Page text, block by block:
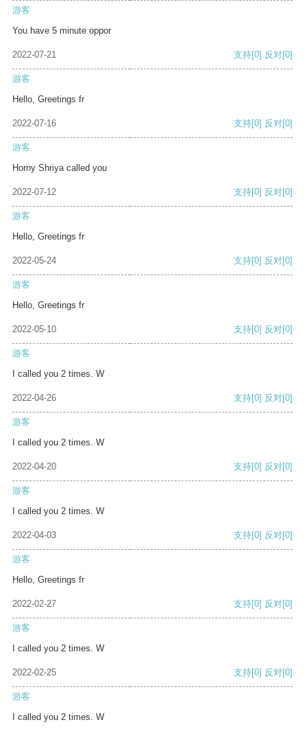
游客
You have 5 minute oppor
2022-07-21 支持[0] 反对[0]
游客
Hello, Greetings fr
2022-07-16 支持[0] 反对[0]
游客
Horny Shriya called you
2022-07-12 支持[0] 反对[0]
游客
Hello, Greetings fr
2022-05-24 支持[0] 反对[0]
游客
Hello, Greetings fr
2022-05-10 支持[0] 反对[0]
游客
I called you 2 times. W
2022-04-26 支持[0] 反对[0]
游客
I called you 2 times. W
2022-04-20 支持[0] 反对[0]
游客
I called you 2 times. W
2022-04-03 支持[0] 反对[0]
游客
Hello, Greetings fr
2022-02-27 支持[0] 反对[0]
游客
I called you 2 times. W
2022-02-25 支持[0] 反对[0]
游客
I called you 2 times. W